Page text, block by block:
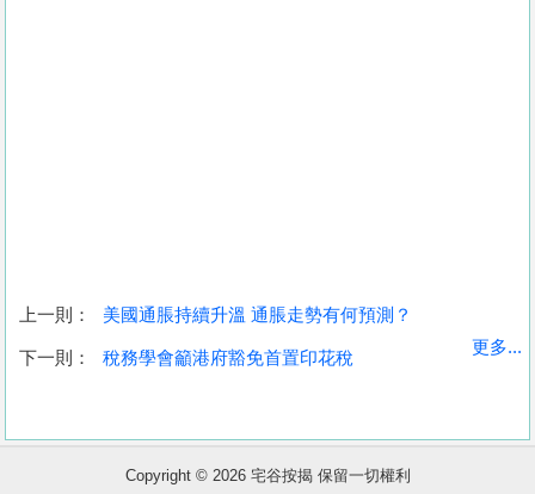
收
盤
上一則： 美國通脹持續升溫 通脹走勢有何預測？
下一則： 稅務學會籲港府豁免首置印花稅
更多...
Copyright © 2026 宅谷按揭 保留一切權利